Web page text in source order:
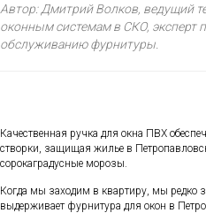
Автор: Дмитрий Волков, ведущий
оконным системам в СКО, эксперт
обслуживанию фурнитуры.
Качественная ручка для окна ПВХ
створки, защищая жилье в
сорокаградусные морозы.
Когда мы заходим в квартиру, мы редко
выдерживает фурнитура для окон в